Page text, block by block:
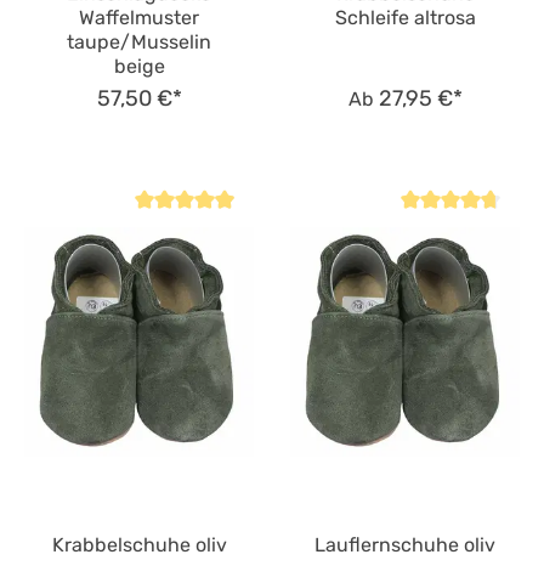
Waffelmuster
taupe/Musselin
beige
57,50 €*
Schleife altrosa
Ab 27,95 €*
Krabbelschuhe oliv Lauflernschuhe oliv